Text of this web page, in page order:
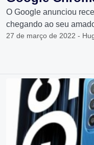
O Google anunciou
chegando ao seu
27 de março de 2022 -